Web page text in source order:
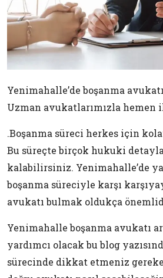
Yenimahalle’de boşanma
Uzman avukatlarımızla hemen
.Boşanma süreci herkes için
Bu süreçte birçok hukuki
kalabilirsiniz. Yenimahalle’de
boşanma süreciyle karşı
avukatı bulmak oldukça
Yenimahalle boşanma avukatı
yardımcı olacak bu blog
sürecinde dikkat etmeniz